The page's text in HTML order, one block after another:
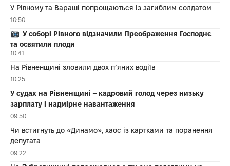
У Рівному та Вараші попрощаються із загиблим солдатом
10:50
У соборі Рівного відзначили Преображення Господнє
та освятили плоди
10:41
На Рівненщині зловили двох п’яних водіїв
10:25
У судах на Рівненщині – кадровий голод через низьку
зарплату і надмірне навантаження
09:50
Чи встигнуть до «Динамо», хаос із картками та поранення
депутата
09:22